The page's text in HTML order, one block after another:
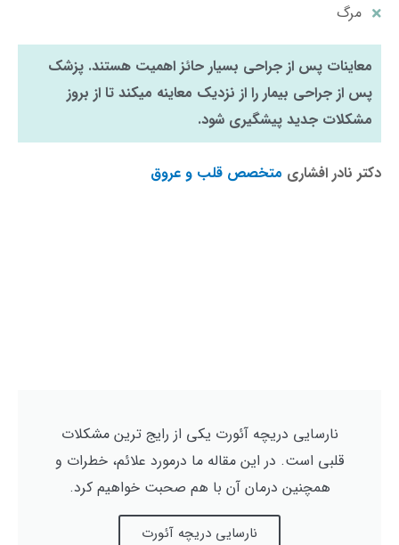
مرگ
معاینات پس از جراحی بسیار حائز اهمیت هستند. پزشک
پس از جراحی بیمار را از نزدیک معاینه میکند تا از بروز
مشکلات جدید پیشگیری شود.
دکتر نادر افشاری متخصص قلب و عروق
نارسایی دریچه آئورت یکی از رایج ترین مشکلات
قلبی است. در این مقاله ما درمورد علائم، خطرات و
همچنین درمان آن با هم صحبت خواهیم کرد.
نارسایی دریچه آئورت